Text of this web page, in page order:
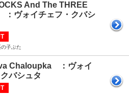
And The THREE
ヴォイチェフ・クバシ
子ぶた
Chaloupka ：ヴォイ
バシュタ